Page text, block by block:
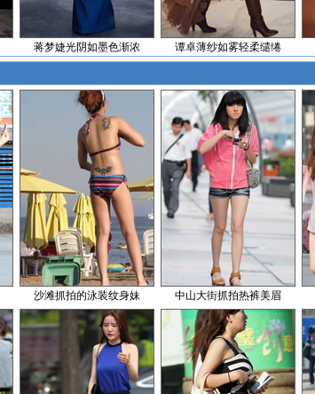
蒋梦婕光阴如墨色渐浓 谭卓薄纱如雾轻柔缱绻
沙滩抓拍的泳装纹身妹 中山大街抓拍热裤美眉